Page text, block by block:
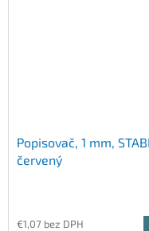
Popisovač, 1 mm,
červený
€1,07 bez DPH